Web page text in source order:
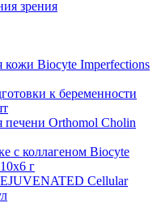
зрения
кожи Biocyte Imperfections
к беременности
печени Orthomol Cholin
с коллагеном Biocyte
г
Cellular